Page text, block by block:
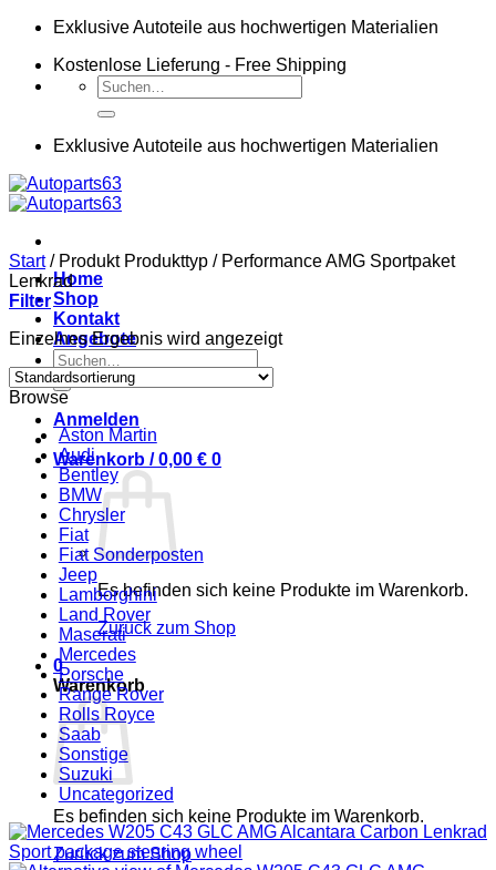
Zum
springen
Exklusive Autoteile aus hochwertigen Materialien
Kostenlose Lieferung - Free Shipping
Suchen
nach:
Exklusive Autoteile aus hochwertigen Materialien
Home
Shop
Kontakt
Angebote
Suchen
nach:
Anmelden
Warenkorb /0,00 € 0
Es befinden sich keine Produkte im Warenkorb.
Zurück zum Shop
0
Warenkorb
Es befinden sich keine Produkte im Warenkorb.
Zurück zum Shop
Start /Produkt Produkttyp /Performance AMG Sportpaket
Lenkrad
Filter
Einzelnes Ergebnis wird angezeigt
Browse
Aston Martin
Audi
Bentley
BMW
Chrysler
Fiat
Fiat Sonderposten
Jeep
Lamborghini
Land Rover
Maserati
Mercedes
Porsche
Range Rover
Rolls Royce
Saab
Sonstige
Suzuki
Uncategorized